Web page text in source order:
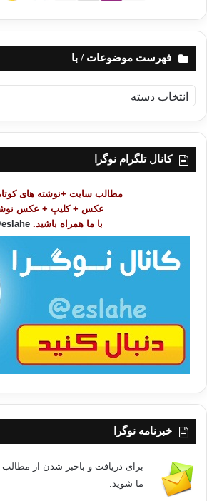
فهرست موضوعات / با
ه
ر
کانال تلگرام نوگرا
مطالب سایت +نوشته های
عکس + کلیپ + عکس
با ما همراه باشید. eslahe@
خبرنامه نوگرا
برای دریافت و باخبر شدن از
ما شوید.